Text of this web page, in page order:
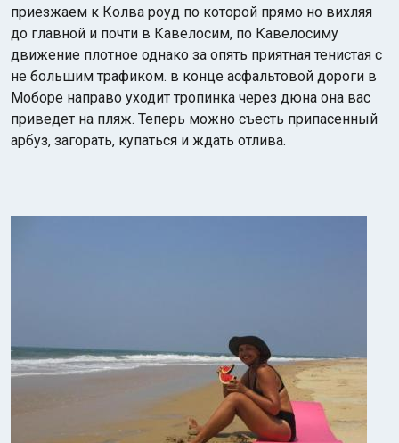
приезжаем к Колва роуд по которой прямо но вихляя
до главной и почти в Кавелосим, по Кавелосиму
движение плотное однако за опять приятная тенистая с
не большим трафиком. в конце асфальтовой дороги в
Моборе направо уходит тропинка через дюна она вас
приведет на пляж. Теперь можно съесть припасенный
арбуз, загорать, купаться и ждать отлива.